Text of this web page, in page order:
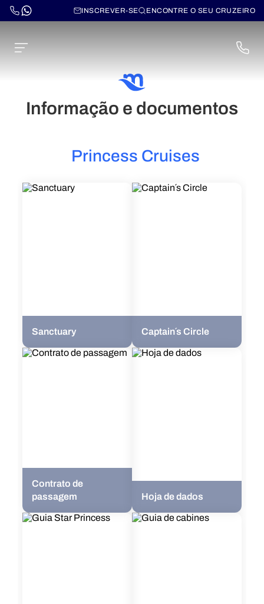
INSCREVER-SE ENCONTRE O SEU CRUZEIRO
Informação e documentos
Princess Cruises
Sanctuary Captain´s Circle
Contrato de
passagem
Hoja de dados